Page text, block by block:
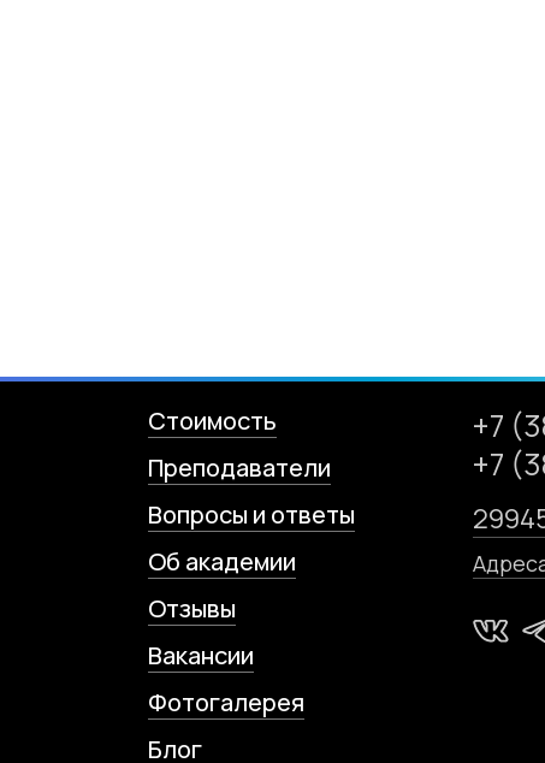
+7
+7
Стоимость
Преподаватели
Вопросы и ответы
Об академии
Отзывы
Вакансии
Фотогалерея
Блог